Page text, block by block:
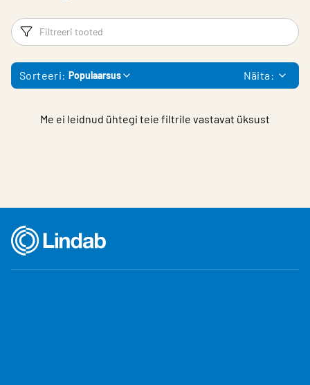
Filtrid
Sorteeri: Populaarsus Näita:
Me ei leidnud ühtegi teie filtrile vastavat üksust